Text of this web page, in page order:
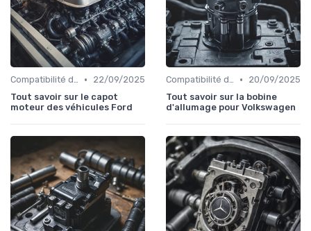
Compatibilité des Pièces •
22/09/2025
Tout savoir sur le capot
moteur des véhicules Ford
Compatibilité des Pièces •
20/09/2025
Tout savoir sur la bobine
d'allumage pour Volkswagen